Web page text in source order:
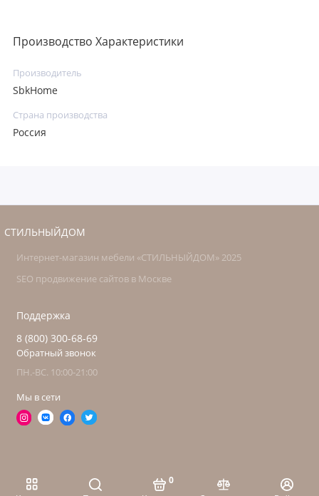
0
Производство Характеристики
Производитель
SbkHome
Страна производства
Россия
СТИЛЬНЫЙДОМ
Интернет-магазин мебели «СТИЛЬНЫЙДОМ» 2025
SEO продвижение сайтов в Москве
Поддержка
8 (800) 300-68-69
Обратный звонок
ПН.-ВС. 10:00-21:00
Мы в сети